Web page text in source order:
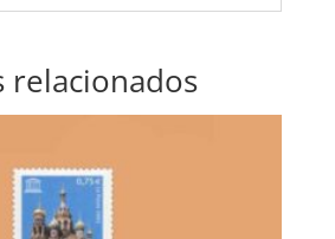
relacionados